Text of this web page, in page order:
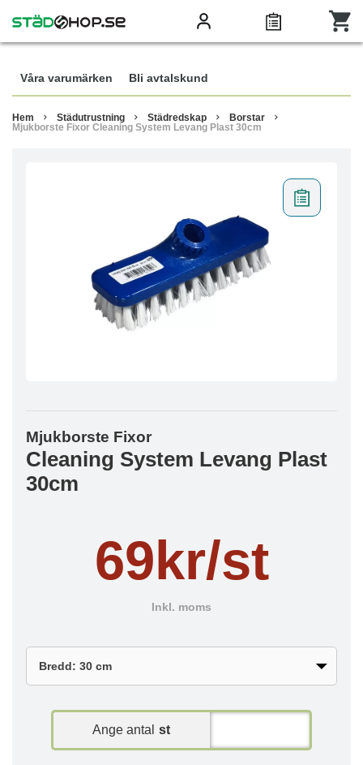
Våra varumärken Bli avtalskund
Hem Städutrustning Städredskap
Borstar
Mjukborste Fixor Cleaning System Levang Plast 30cm
Mjukborste Fixor
Cleaning System Levang Plast
30cm
69kr/st
Inkl. moms
Ange antal st